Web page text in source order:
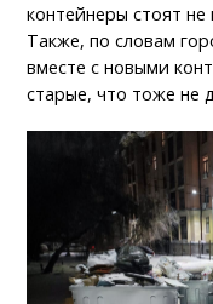
контейнеры стоят
Также, по словам
вместе с новыми
старые, что тоже не